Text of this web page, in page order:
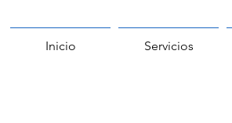
Inicio Servicios